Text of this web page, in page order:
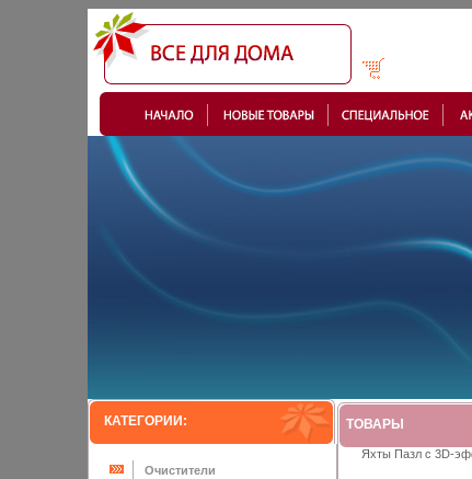
КАТЕГОРИИ:
Очистители
ТОВАРЫ
Яхты Пазл с 3D-